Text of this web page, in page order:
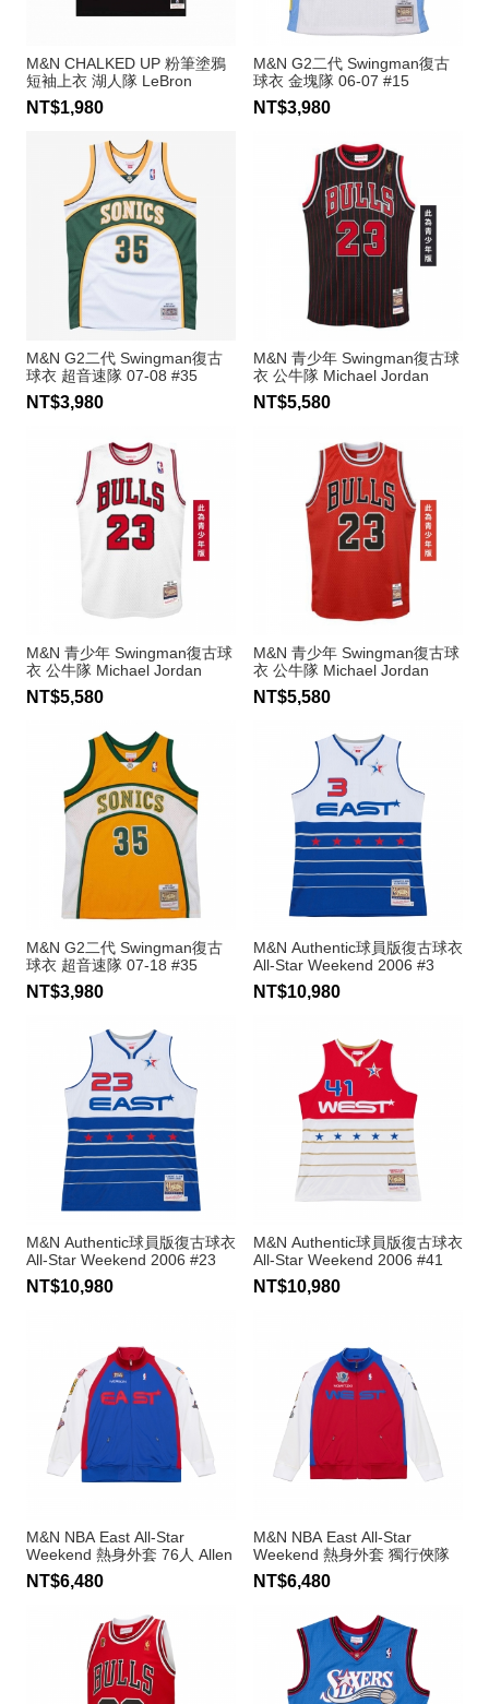
M&N CHALKED UP 粉筆塗鴉
短袖上衣 湖人隊 LeBron
James
NT$1,980
M&N G2二代 Swingman復古
球衣 金塊隊 06-07 #15
Carmelo Anthony
NT$3,980
M&N G2二代 Swingman復古
球衣 超音速隊 07-08 #35
Kevin Durant
NT$3,980
M&N 青少年 Swingman復古球
衣 公牛隊 Michael Jordan
NT$5,580
M&N 青少年 Swingman復古球
衣 公牛隊 Michael Jordan
NT$5,580
M&N 青少年 Swingman復古球
衣 公牛隊 Michael Jordan
NT$5,580
M&N G2二代 Swingman復古
球衣 超音速隊 07-18 #35
Kevin Durant
NT$3,980
M&N Authentic球員版復古球衣
All-Star Weekend 2006 #3
Allen Iverson
NT$10,980
M&N Authentic球員版復古球衣
All-Star Weekend 2006 #23
LeBron James
NT$10,980
M&N Authentic球員版復古球衣
All-Star Weekend 2006 #41
Dirk Nowitzki
NT$10,980
M&N NBA East All-Star
Weekend 熱身外套 76人 Allen
Iverson
NT$6,480
M&N NBA East All-Star
Weekend 熱身外套 獨行俠隊
Dirk Nowitzki
NT$6,480